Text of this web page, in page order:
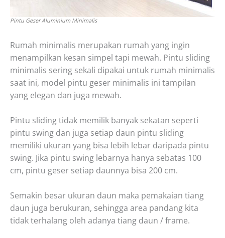
Pintu Geser Aluminium Minimalis
Rumah minimalis merupakan rumah yang ingin
menampilkan kesan simpel tapi mewah. Pintu sliding
minimalis sering sekali dipakai untuk rumah minimalis
saat ini, model pintu geser minimalis ini tampilan
yang elegan dan juga mewah.
Pintu sliding tidak memilik banyak sekatan seperti
pintu swing dan juga setiap daun pintu sliding
memiliki ukuran yang bisa lebih lebar daripada pintu
swing. Jika pintu swing lebarnya hanya sebatas 100
cm, pintu geser setiap daunnya bisa 200 cm.
Semakin besar ukuran daun maka pemakaian tiang
daun juga berukuran, sehingga area pandang kita
tidak terhalang oleh adanya tiang daun / frame.